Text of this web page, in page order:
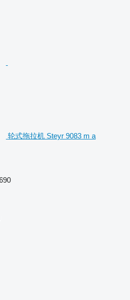
轮式拖拉机 Steyr 9083 m a